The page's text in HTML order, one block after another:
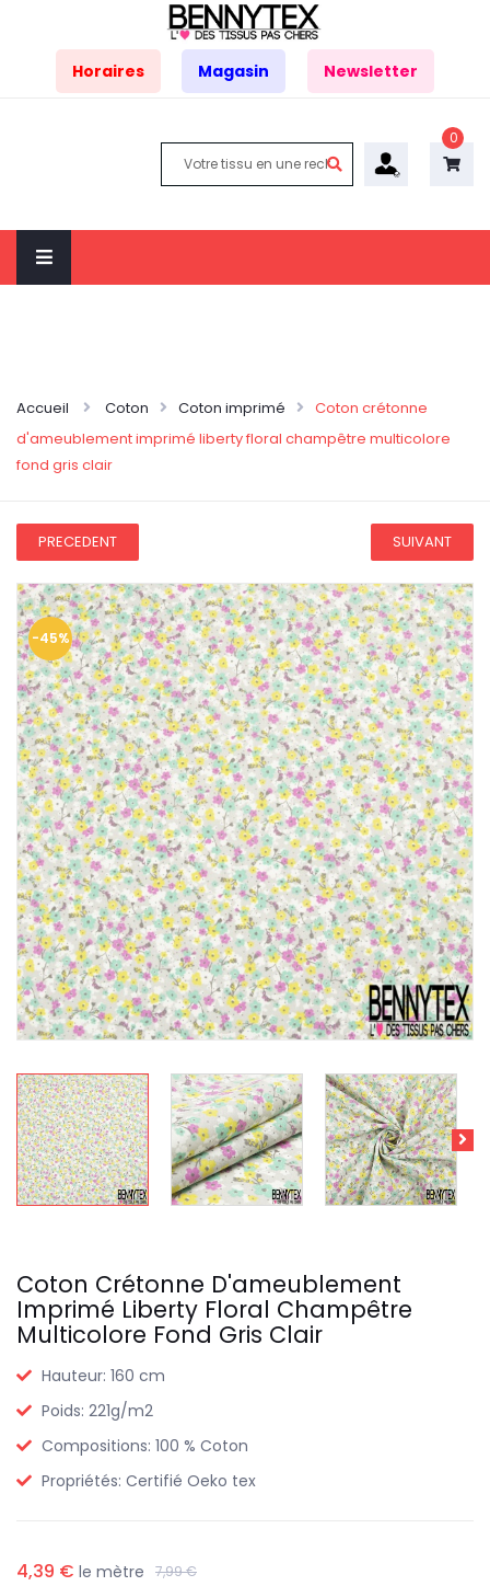
Horaires Magasin Newsletter
0
Accueil Coton Coton imprimé
Coton crétonne
d'ameublement imprimé liberty floral champêtre multicolore
fond gris clair
PRECEDENT SUIVANT
-45%
Coton Crétonne D'ameublement
Imprimé Liberty Floral Champêtre
Multicolore Fond Gris Clair
Hauteur: 160 cm
Poids: 221g/m2
Compositions: 100 % Coton
Propriétés: Certifié Oeko tex
4,39 € le mètre 7,99 €